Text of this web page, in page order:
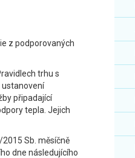
z podporovaných
trhu s
ustanovení
připadající
tepla. Jejich
Sb. měsíčně
dne následujícího